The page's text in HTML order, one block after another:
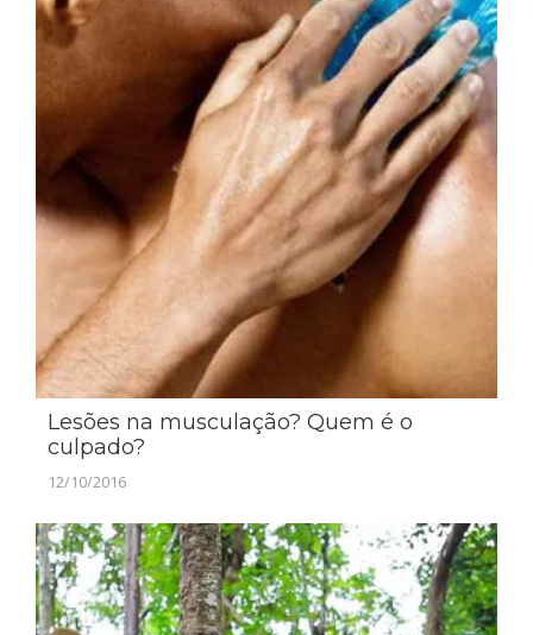
Lesões na musculação? Quem é o
culpado?
12/10/2016